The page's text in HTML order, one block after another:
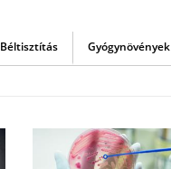
Béltisztítás Gyógynövények